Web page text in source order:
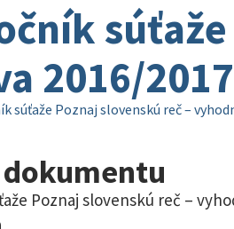
2016/2017
súťaže Poznaj slovenskú reč –
Poznaj slovenskú reč –